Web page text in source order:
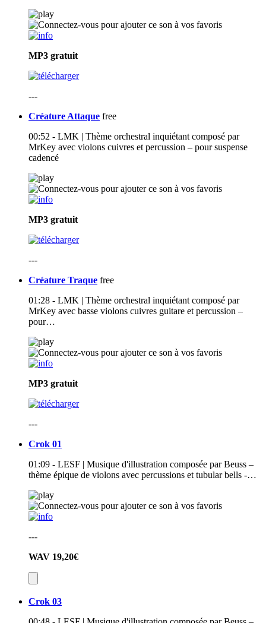
MP3 gratuit
---
Créature Attaque free
00:52 - LMK | Thème orchestral inquiétant composé par
MrKey avec violons cuivres et percussion – pour suspense
cadencé
MP3 gratuit
---
Créature Traque free
01:28 - LMK | Thème orchestral inquiétant composé par
MrKey avec basse violons cuivres guitare et percussion –
pour…
MP3 gratuit
---
Crok 01
01:09 - LESF | Musique d'illustration composée par Beuss –
thème épique de violons avec percussions et tubular bells -…
---
WAV 19,20€
Crok 03